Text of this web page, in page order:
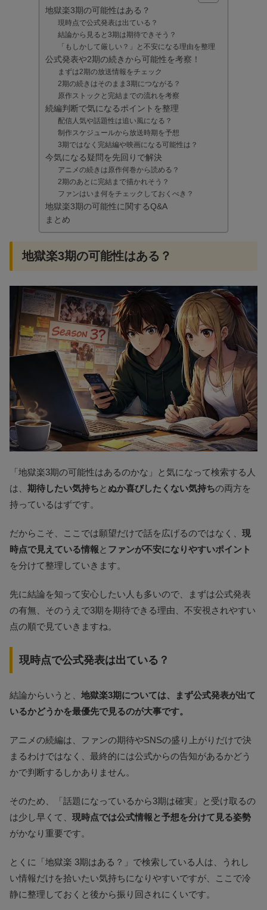
地獄楽3期の可能性はある？
現時点で公式発表は出ている？
結論から見ると3期は期待できそう？
「もしかして厳しい？」と不安になる理由を整理
公式発表や2期の続きから可能性を考察！
まずは2期の放送情報をチェック
2期の続きはそのまま3期につながる？
原作ストックと完結までの流れを考察
続編判断で気になるポイントを整理
配信人気や話題性は追い風になる？
制作スケジュールから放送時期を予想
3期ではなく完結編や映画になる可能性は？
今気になる疑問を先回りで解決
アニメの続きは原作何巻から読める？
2期のあとに完結まで描かれそう？
ファンはいま何をチェックしておくべき？
地獄楽3期の可能性に関するQ&A
まとめ
地獄楽3期の可能性はある？
「地獄楽3期の可能性はあるのかな」と気になって検索する人
は、 期待したい気持ちと ぬか喜びしたくない気持ちの両方を
持っているはずです。
だからこそ、ここでは願望だけで話を広げるのではなく、 現
時点で見えている情報と ファンが不安になりやすいポイント
を分けて整理していきます。
先に結論を知って安心したい人も多いので、まずは公式発表
の有無、そのうえで3期を期待できる理由、不安視されやすい
点の順で見ていきますね。
現時点で公式発表は出ている？
結論からいうと、 地獄楽3期については、まず公式発表が出て
いるかどうかを最優先で見るのが大事です。
アニメの続編は、ファンの期待やSNSの盛り上がりだけで決
まるわけではなく、最終的には公式からの告知があるかどう
かで判断するしかありません。
そのため、「話題になっているから3期は確実」と受け取るの
は少し早くて、 現時点では公式情報と予想を分けて見る姿勢
がかなり重要です。
とくに「地獄楽 3期はある？」で検索している人は、うれし
い情報だけを拾いたい気持ちになりやすいですが、ここで冷
静に整理しておくと後から振り回されにくいです。